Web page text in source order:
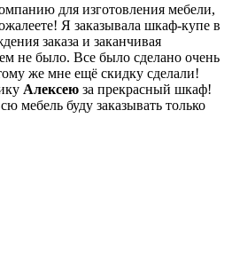
для изготовления мебели,
Я заказывала шкаф-купе в
заказа и заканчивая
не было. Все было сделано очень
же мне ещё скидку сделали!
Алексею за прекрасный шкаф!
мебель буду заказывать только